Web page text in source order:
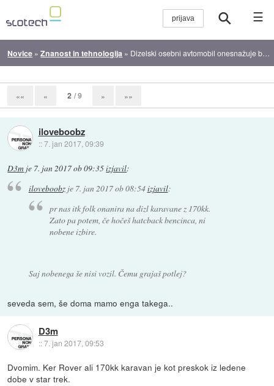
☰
Novice »Znanost in tehnologija » Dizelski osebni avtomobil onesnažuje bolj kakor težek tovornjak
«« « 2 / 9 » »»
iloveboobz
::7. jan 2017, 09:39
D3m je 7. jan 2017 ob 09:35izjavil:
iloveboobzje 7. jan 2017 ob 08:54izjavil:
pr nas itk folk onanira na dizl karavane z 170kk.
Zato pa potem, če hočeš hatcback bencinca, ni
nobene izbire.
Saj nobenega še nisi vozil. Čemu grajaš potlej?
seveda sem, še doma mamo enga takega..
D3m
::7. jan 2017, 09:53
Dvomim. Ker Rover ali 170kk karavan je kot preskok iz ledene
dobe v star trek.